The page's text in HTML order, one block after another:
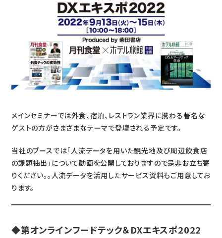
メインセミナーでは外食、宿泊、レストラン業界に携わる著名な
ゲストの方がさまざまなテーマで登壇される予定です。
当社のブースでは「人流データを用いた観光地及び周辺飲食店
の課題抽出」について動画を公開しておりますので是非お立ち寄
りください。。人流データを活用したサービス資料もご用意してお
ります。
◆第オンラインフードテック＆DXエキスポ2022